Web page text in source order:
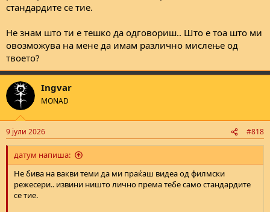
стандардите се тие.
Не знам што ти е тешко да одговориш.. Што е тоа што ми
овозможува на мене да имам различно мислење од
твоето?
Ingvar
MONAD
9 јули 2026 #818
датум напиша:
Не бива на вакви теми да ми праќаш видеа од филмски
режесери.. извини ништо лично према тебе само стандардите
се тие.